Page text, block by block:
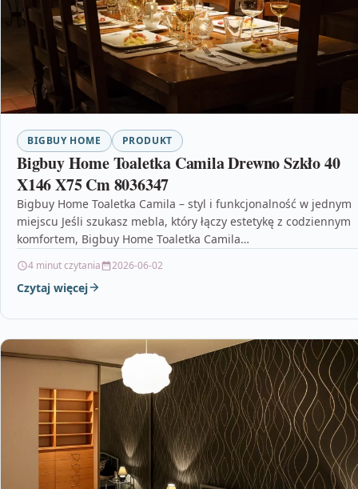
BIGBUY HOME PRODUKT
Bigbuy Home Toaletka Camila Drewno Szkło 40
X146 X75 Cm 8036347
Bigbuy Home Toaletka Camila – styl i funkcjonalność w jednym
miejscu Jeśli szukasz mebla, który łączy estetykę z codziennym
komfortem, Bigbuy Home Toaletka Camila…
4 minut czytania 2026-06-02
Czytaj więcej